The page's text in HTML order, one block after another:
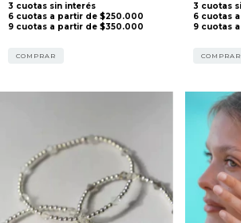
COMPRAR COMPRAR